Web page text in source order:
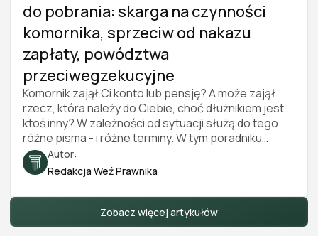
do pobrania: skarga na czynności
komornika, sprzeciw od nakazu
zapłaty, powództwa
przeciwegzekucyjne
Komornik zajął Ci konto lub pensję? A może zajął
rzecz, która należy do Ciebie, choć dłużnikiem jest
ktoś inny? W zależności od sytuacji służą do tego
różne pisma - i różne terminy. W tym poradniku
znajdziesz cztery darmowe wzory do pobrania
(skarga na czynności komornika, sprzeciw od
nakazu zapłaty, powództwo przeciwegzekucyjne
oraz pozew o zwolnienie zajętego przedmiotu od
egzekucji), a także instrukcję, które pismo wybrać,
gdzie je złożyć i ile to kosztuje. Stan prawny na 2026
Autor:
Redakcja Weź Prawnika
Zobacz więcej artykułów